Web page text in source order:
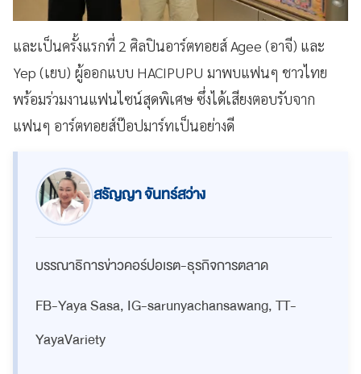
และเป็นครั้งแรกที่ 2 ศิลปินอาร์ตทอยส์ Agee (อาจี) และ
Yep (เยบ) ผู้ออกแบบ HACIPUPU มาพบแฟนๆ ชาวไทย
พร้อมร่วมงานแฟนไซน์สุดพิเศษ ซึ่งได้เสียงตอบรับจาก
แฟนๆ อาร์ตทอยส์ป๊อปมาร์ทเป็นอย่างดี
สรัญญา จันทร์สว่าง
บรรณาธิการข่าวคอร์ปอเรต-ธุรกิจการตลาด
FB-Yaya Sasa, IG-sarunyachansawang, TT-
YayaVariety